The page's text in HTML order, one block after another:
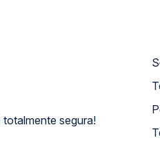
segura!